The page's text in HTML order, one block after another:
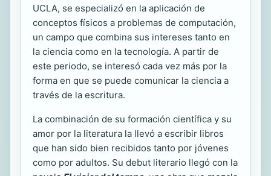
UCLA, se especializó en la aplicación de
conceptos físicos a problemas de computación,
un campo que combina sus intereses tanto en
la ciencia como en la tecnología. A partir de
este periodo, se interesó cada vez más por la
forma en que se puede comunicar la ciencia a
través de la escritura.
La combinación de su formación científica y su
amor por la literatura la llevó a escribir libros
que han sido bien recibidos tanto por jóvenes
como por adultos. Su debut literario llegó con la